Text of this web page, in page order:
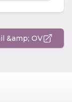
&amp; OV